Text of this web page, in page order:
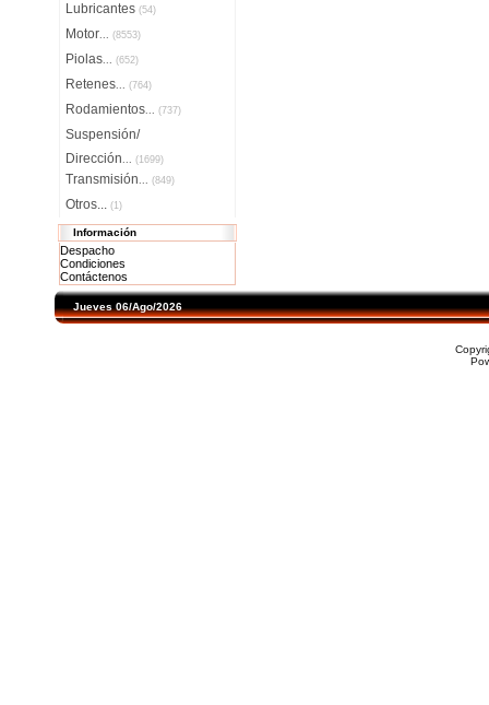
Lubricantes (54)
Motor... (8553)
Piolas... (652)
Retenes... (764)
Rodamientos... (737)
Suspensión/
Dirección... (1699)
Transmisión... (849)
Otros... (1)
Información
Despacho
Condiciones
Contáctenos
Jueves 06/Ago/2026